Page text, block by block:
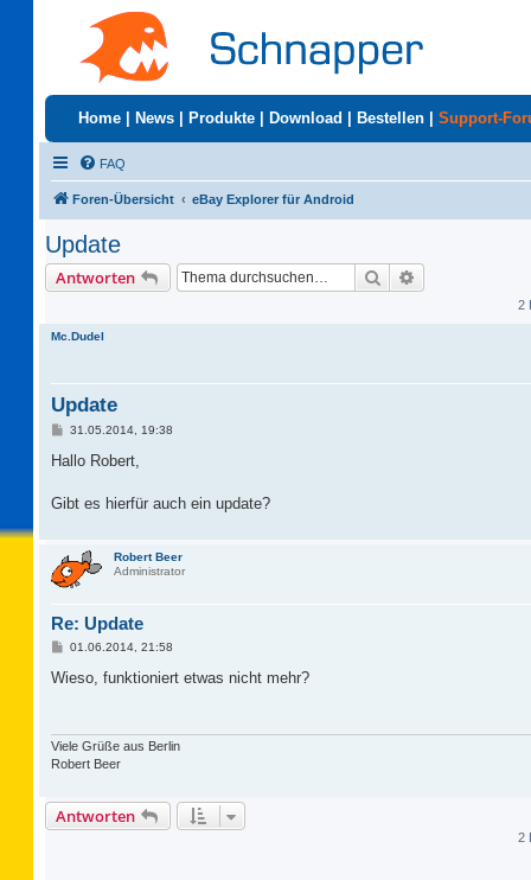
Home News Produkte Download Bestellen Support-
FAQ
Foren-Übersicht eBay Explorer für Android
Update
Antworten Suche
2
Mc.Dudel
Update
B
i
a
31.05.2014, 19:38
Hallo Robert,
Gibt es hierfür auch ein update?
Robert Beer
Administrator
Re: Update
B
i
01.06.2014, 21:58
Wieso, funktioniert etwas nicht mehr?
Viele Grüße aus Berlin
Robert Beer
Antworten
2